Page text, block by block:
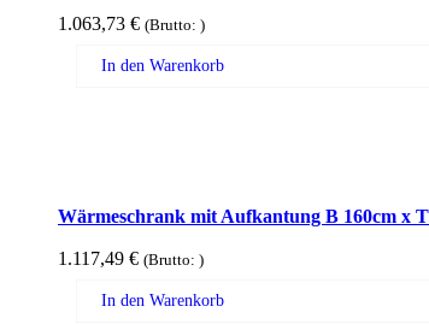
1.063,73 € (Brutto: )
In den Warenkorb
Wärmeschrank mit Aufkantung B 160cm x
1.117,49 € (Brutto: )
In den Warenkorb